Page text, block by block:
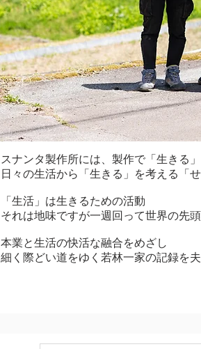
スナンタ製作所には、製作で「生きる
日々の生活から「生きる」を考える「
「生活」は生きるための活動
それは地味ですが一週回って世界の先頭
本業と生活の快活な融合をめざし
細く際どい道をゆく若林一家の記録を